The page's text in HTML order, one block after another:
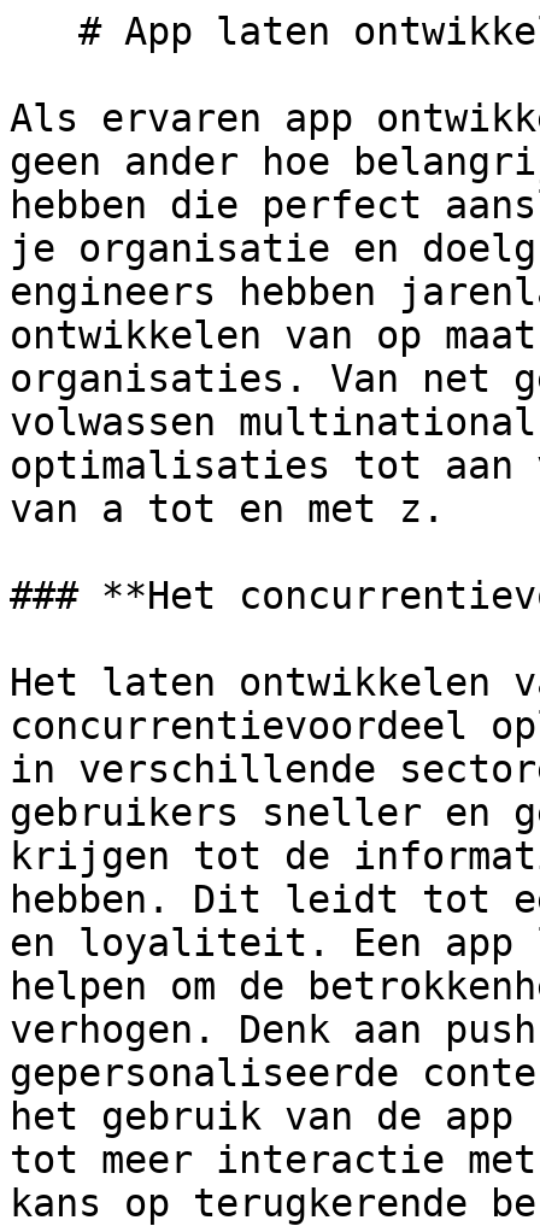
Als ervaren app
geen ander hoe
hebben die perfect
je organisatie en
engineers hebben
ontwikkelen van op
organisaties. Van net
volwassen
optimalisaties tot aan
van a tot en met z.
### **Het
Het laten ontwikkelen
concurrentievoordeel
in verschillende
gebruikers sneller en
krijgen tot de
hebben. Dit leidt tot
en loyaliteit. Een app
helpen om de
verhogen. Denk aan
gepersonaliseerde
het gebruik van de
tot meer interactie
kans op terugkerende